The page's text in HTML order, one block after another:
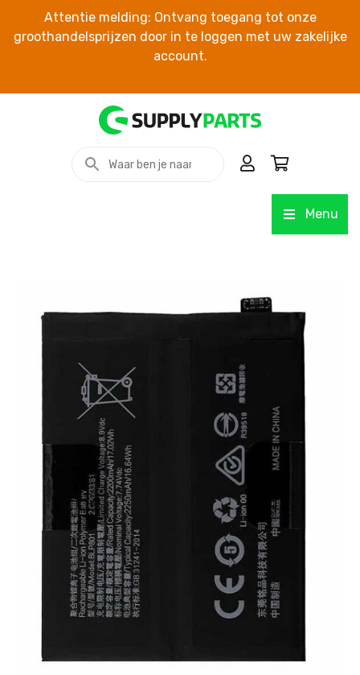
Attentie melding: Ontvang toegang tot onze
groothandelsprijzen door in te loggen met uw zakelijke
account.
Menu